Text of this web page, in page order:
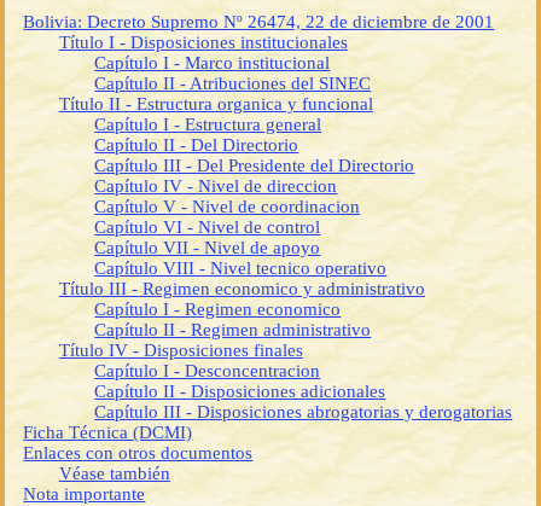
Bolivia: Decreto Supremo Nº 26474, 22 de diciembre de 2001
Título I - Disposiciones institucionales
Capítulo I - Marco institucional
Capítulo II - Atribuciones del SINEC
Título II - Estructura organica y funcional
Capítulo I - Estructura general
Capítulo II - Del Directorio
Capítulo III - Del Presidente del Directorio
Capítulo IV - Nivel de direccion
Capítulo V - Nivel de coordinacion
Capítulo VI - Nivel de control
Capítulo VII - Nivel de apoyo
Capítulo VIII - Nivel tecnico operativo
Título III - Regimen economico y administrativo
Capítulo I - Regimen economico
Capítulo II - Regimen administrativo
Título IV - Disposiciones finales
Capítulo I - Desconcentracion
Capítulo II - Disposiciones adicionales
Capítulo III - Disposiciones abrogatorias y derogatorias
Ficha Técnica (DCMI)
Enlaces con otros documentos
Véase también
Nota importante